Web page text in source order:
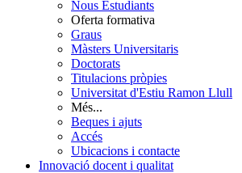
Nous Estudiants
Oferta formativa
Graus
Màsters Universitaris
Doctorats
Titulacions pròpies
Universitat d'Estiu Ramon Llull
Més...
Beques i ajuts
Accés
Ubicacions i contacte
Innovació docent i qualitat